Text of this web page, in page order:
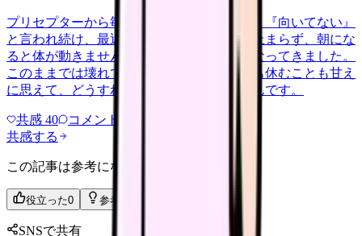
プリセプターから毎日のように『辞めれば』『向いてない』
と言われ続け、最近は職場が近づくと涙が止まらず、朝にな
ると体が動きません。食事も喉を通らなくなってきました。
このままでは壊れてしまう気がします。でも休むことも甘え
に思えて、どうすればいいのか分からないんです。
共感 40 コメント
共感する
この記事は参考になりましたか？
役立った0 参考になった
SNSで共有